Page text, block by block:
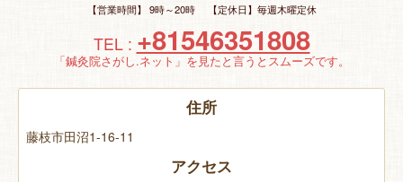
【営業時間】 9時～20時 【定休日】毎週木曜定休
TEL : +81546351808
「鍼灸院さがし.ネット」を見たと言うとスムーズです。
住所
藤枝市田沼1-16-11
アクセス